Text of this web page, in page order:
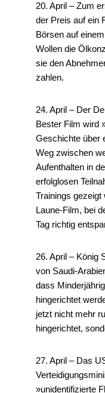
20. April – Zum
der Preis auf ein
Börsen auf
Wollen die
sie den
zahlen.
24. April – Der
Bester Film wird
Geschichte über
Weg zwischen
Aufenthalten in
erfolglosen
Trainings gezeigt
Laune-Film, bei
Tag richtig
26. April – König
von Saudi-
dass
hingerichtet
jetzt nicht mehr
hingerichtet,
27. April – Das
»unidentifizierte